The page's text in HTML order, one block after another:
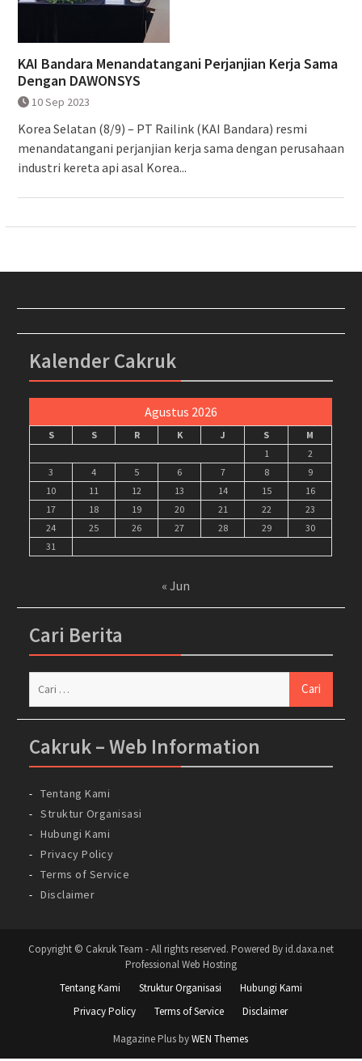
KAI Bandara Menandatangani Perjanjian Kerja Sama
Dengan DAWONSYS
10 Sep 2023
Korea Selatan (8/9) – PT Railink (KAI Bandara) resmi
menandatangani perjanjian kerja sama dengan perusahaan
industri kereta api asal Korea...
Kalender Cakruk
Agustus 2026
S S R K J S
M
1
2
3
4 5 6 7 8
9
10
11 12 13 14 15
16
17
18 19 20 21 22
23
24
25 26 27 28 29
30
31
« Jun
Cari Berita
Cakruk – Web Information
Tentang Kami
Struktur Organisasi
Hubungi Kami
Privacy Policy
Terms of Service
Disclaimer
Copyright © Cakruk Team - All rights reserved. Powered By id.daxa.net
Professional Web Hosting
Tentang Kami
Struktur Organisasi
Hubungi Kami
Privacy Policy
Terms of Service
Disclaimer
Magazine Plus byWEN Themes